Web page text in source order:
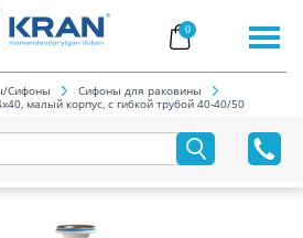
0
Cифоны
Сифоны для раковины
малый корпус, с гибкой трубой 40-40/50